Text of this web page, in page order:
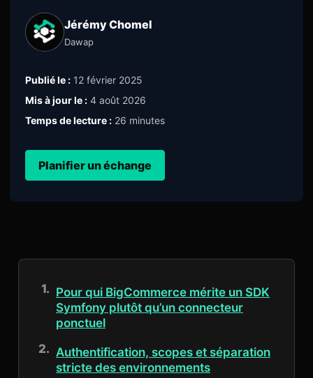
Jérémy Chomel
Dawap
Publié le : 12 février 2025
Mis à jour le : 4 août 2026
Temps de lecture : 26 minutes
Planifier un échange
Pour qui BigCommerce mérite un SDK
Symfony plutôt qu’un connecteur
ponctuel
Authentification, scopes et séparation
stricte des environnements